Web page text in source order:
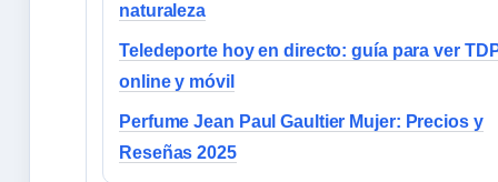
naturaleza
Teledeporte hoy en directo: guía para ver
online y móvil
Perfume Jean Paul Gaultier Mujer: Precios y
Reseñas 2025